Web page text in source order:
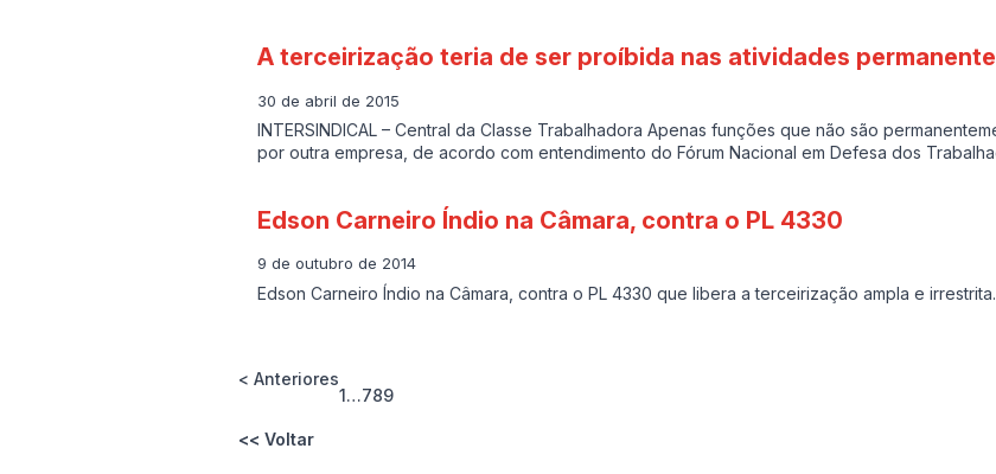
A terceirização teria de ser proíbida nas atividades
30 de abril de 2015
INTERSINDICAL – Central da Classe Trabalhadora Apenas funções que não são
por outra empresa, de acordo com entendimento do Fórum Nacional em Defesa dos
Edson Carneiro Índio na Câmara, contra o PL 4330
9 de outubro de 2014
Edson Carneiro Índio na Câmara, contra o PL 4330 que libera a terceirização ampla e
< Anteriores
1…789
<< Voltar